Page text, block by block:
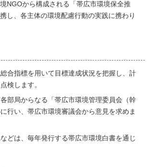
NGOから構成される「帯広市環境保全推
し、各主体の環境配慮行動の実践に携わり
合指標を用いて目標達成状況を把握し、計
検します。
部局からなる「帯広市環境管理委員会（幹
行い、帯広市環境審議会から意見を求めま
どは、毎年発行する帯広市環境白書を通じ